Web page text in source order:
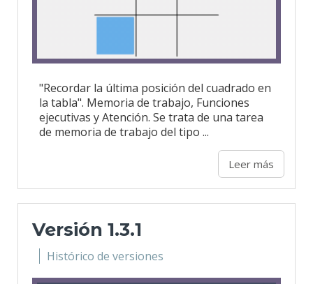
"Recordar la última posición del cuadrado en
la tabla". Memoria de trabajo, Funciones
ejecutivas y Atención. Se trata de una tarea
de memoria de trabajo del tipo ...
Leer más
Versión 1.3.1
Histórico de versiones